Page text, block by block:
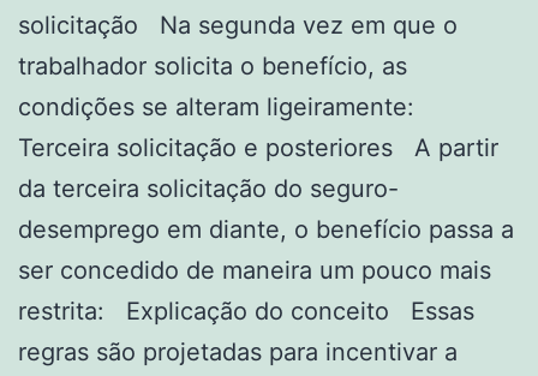
solicitação Na segunda vez em que o
trabalhador solicita o benefício, as
condições se alteram ligeiramente:
Terceira solicitação e posteriores A partir
da terceira solicitação do seguro-
desemprego em diante, o benefício passa a
ser concedido de maneira um pouco mais
restrita: Explicação do conceito Essas
regras são projetadas para incentivar a